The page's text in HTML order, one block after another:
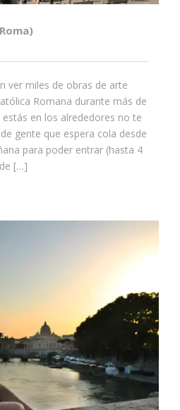
ver miles de obras de arte
Romana durante más de
en los alrededores no te
gente que espera cola desde
para poder entrar (hasta 4
[…]